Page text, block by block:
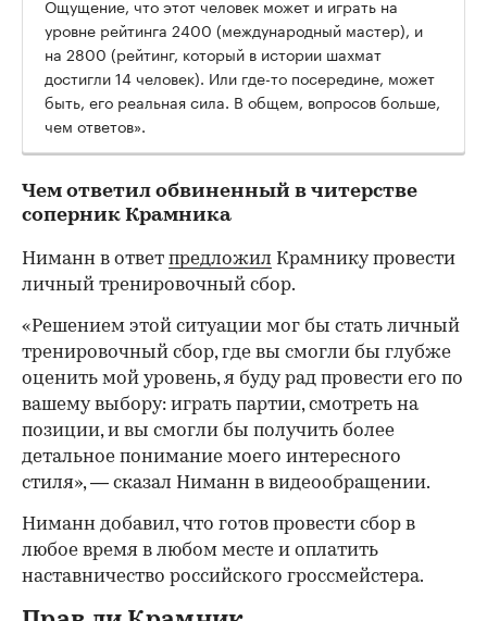
Ощущение, что этот человек может и играть на
уровне рейтинга 2400 (международный мастер), и
на 2800 (рейтинг, который в истории шахмат
достигли 14 человек). Или где-то посередине, может
быть, его реальная сила. В общем, вопросов больше,
чем ответов».
Чем ответил обвиненный в читерстве
соперник Крамника
Ниманн в ответ предложил Крамнику провести
личный тренировочный сбор.
«Решением этой ситуации мог бы стать личный
тренировочный сбор, где вы смогли бы глубже
оценить мой уровень, я буду рад провести его по
вашему выбору: играть партии, смотреть на
позиции, и вы смогли бы получить более
детальное понимание моего интересного
стиля», — сказал Ниманн в видеообращении.
Ниманн добавил, что готов провести сбор в
любое время в любом месте и оплатить
наставничество российского гроссмейстера.